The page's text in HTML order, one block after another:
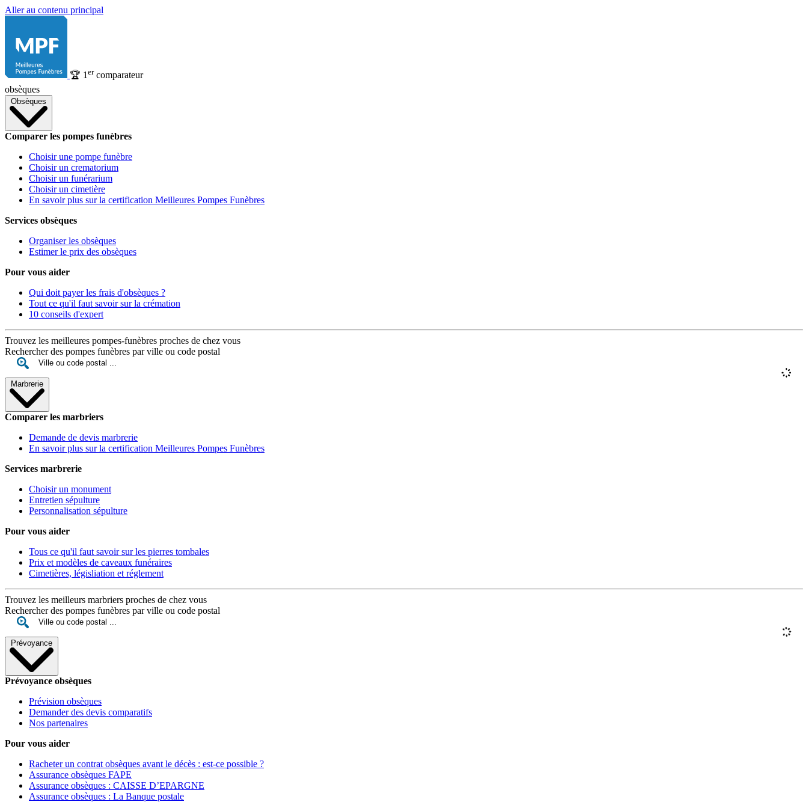
Aller au contenu principal
🏆 1 ercomparateur
obsèques
Obsèques
Comparer les pompes funèbres
Choisir une pompe funèbre
Choisir un crematorium
Choisir un funérarium
Choisir un cimetière
En savoir plus sur la certification Meilleures Pompes Funèbres
Services obsèques
Organiser les obsèques
Estimer le prix des obsèques
Pour vous aider
Qui doit payer les frais d'obsèques ?
Tout ce qu'il faut savoir sur la crémation
10 conseils d'expert
Trouvez les meilleures pompes-funèbres proches de chez vous
Rechercher des pompes funèbres par ville ou code postal
Marbrerie
Comparer les marbriers
Demande de devis marbrerie
En savoir plus sur la certification Meilleures Pompes Funèbres
Services marbrerie
Choisir un monument
Entretien sépulture
Personnalisation sépulture
Pour vous aider
Tous ce qu'il faut savoir sur les pierres tombales
Prix et modèles de caveaux funéraires
Cimetières, législiation et réglement
Trouvez les meilleurs marbriers proches de chez vous
Rechercher des pompes funèbres par ville ou code postal
Prévoyance
Prévoyance obsèques
Prévision obsèques
Demander des devis comparatifs
Nos partenaires
Pour vous aider
Racheter un contrat obsèques avant le décès : est-ce possible ?
Assurance obsèques FAPE
Assurance obsèques : CAISSE D’EPARGNE
Assurance obsèques : La Banque postale